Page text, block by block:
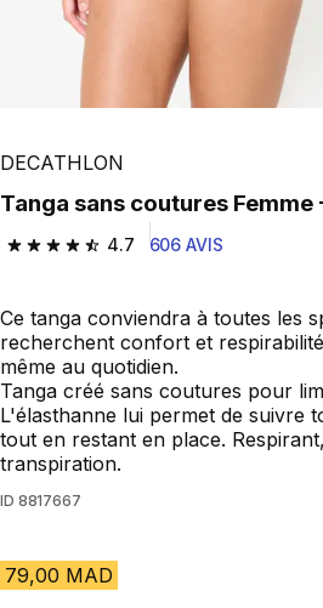
Play Video
DECATHLON
Tanga sans coutures
4.7
4.7 out of 5 stars from 606 reviews
606 AVIS
Ce tanga conviendra à toutes les
recherchent confort et
même au quotidien.
Tanga créé sans coutures pour
L'élasthanne lui permet de suivre
tout en restant en place.
transpiration.
ID 8817667
79,00 MAD